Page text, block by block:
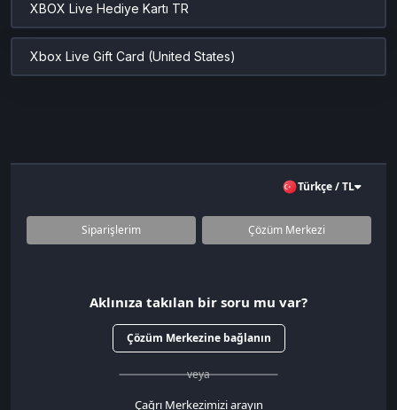
XBOX Live Hediye Kartı TR
Xbox Live Gift Card (United States)
Türkçe / TL
Siparişlerim Çözüm Merkezi
Aklınıza takılan bir soru mu var?
Çözüm Merkezine bağlanın
veya
Çağrı Merkezimizi arayın